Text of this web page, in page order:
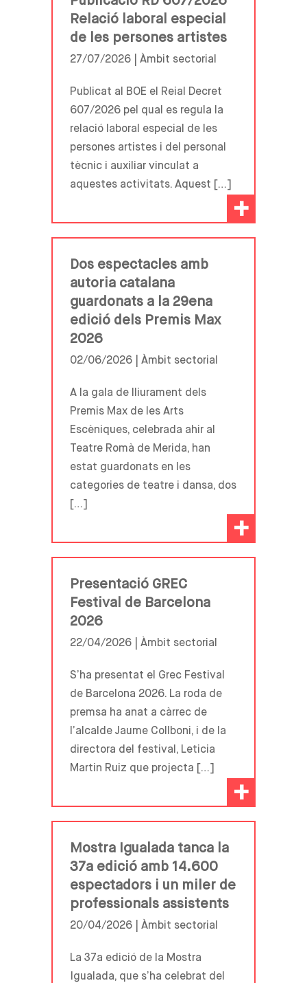
Relació laboral especial
de les persones artistes
27/07/2026 | Àmbit sectorial
Publicat al BOE el Reial Decret
607/2026 pel qual es regula la
relació laboral especial de les
persones artistes i del personal
tècnic i auxiliar vinculat a
aquestes activitats. Aquest […]
+
Dos espectacles amb
autoria catalana
guardonats a la 29ena
edició dels Premis Max
2026
02/06/2026 | Àmbit sectorial
A la gala de lliurament dels
Premis Max de les Arts
Escèniques, celebrada ahir al
Teatre Romà de Merida, han
estat guardonats en les
categories de teatre i dansa, dos
[…]
+
Presentació GREC
Festival de Barcelona
2026
22/04/2026 | Àmbit sectorial
S’ha presentat el Grec Festival
de Barcelona 2026. La roda de
premsa ha anat a càrrec de
l’alcalde Jaume Collboni, i de la
directora del festival, Leticia
Martin Ruiz que projecta […]
+
Mostra Igualada tanca la
37a edició amb 14.600
espectadors i un miler de
professionals assistents
20/04/2026 | Àmbit sectorial
La 37a edició de la Mostra
Igualada, que s’ha celebrat del